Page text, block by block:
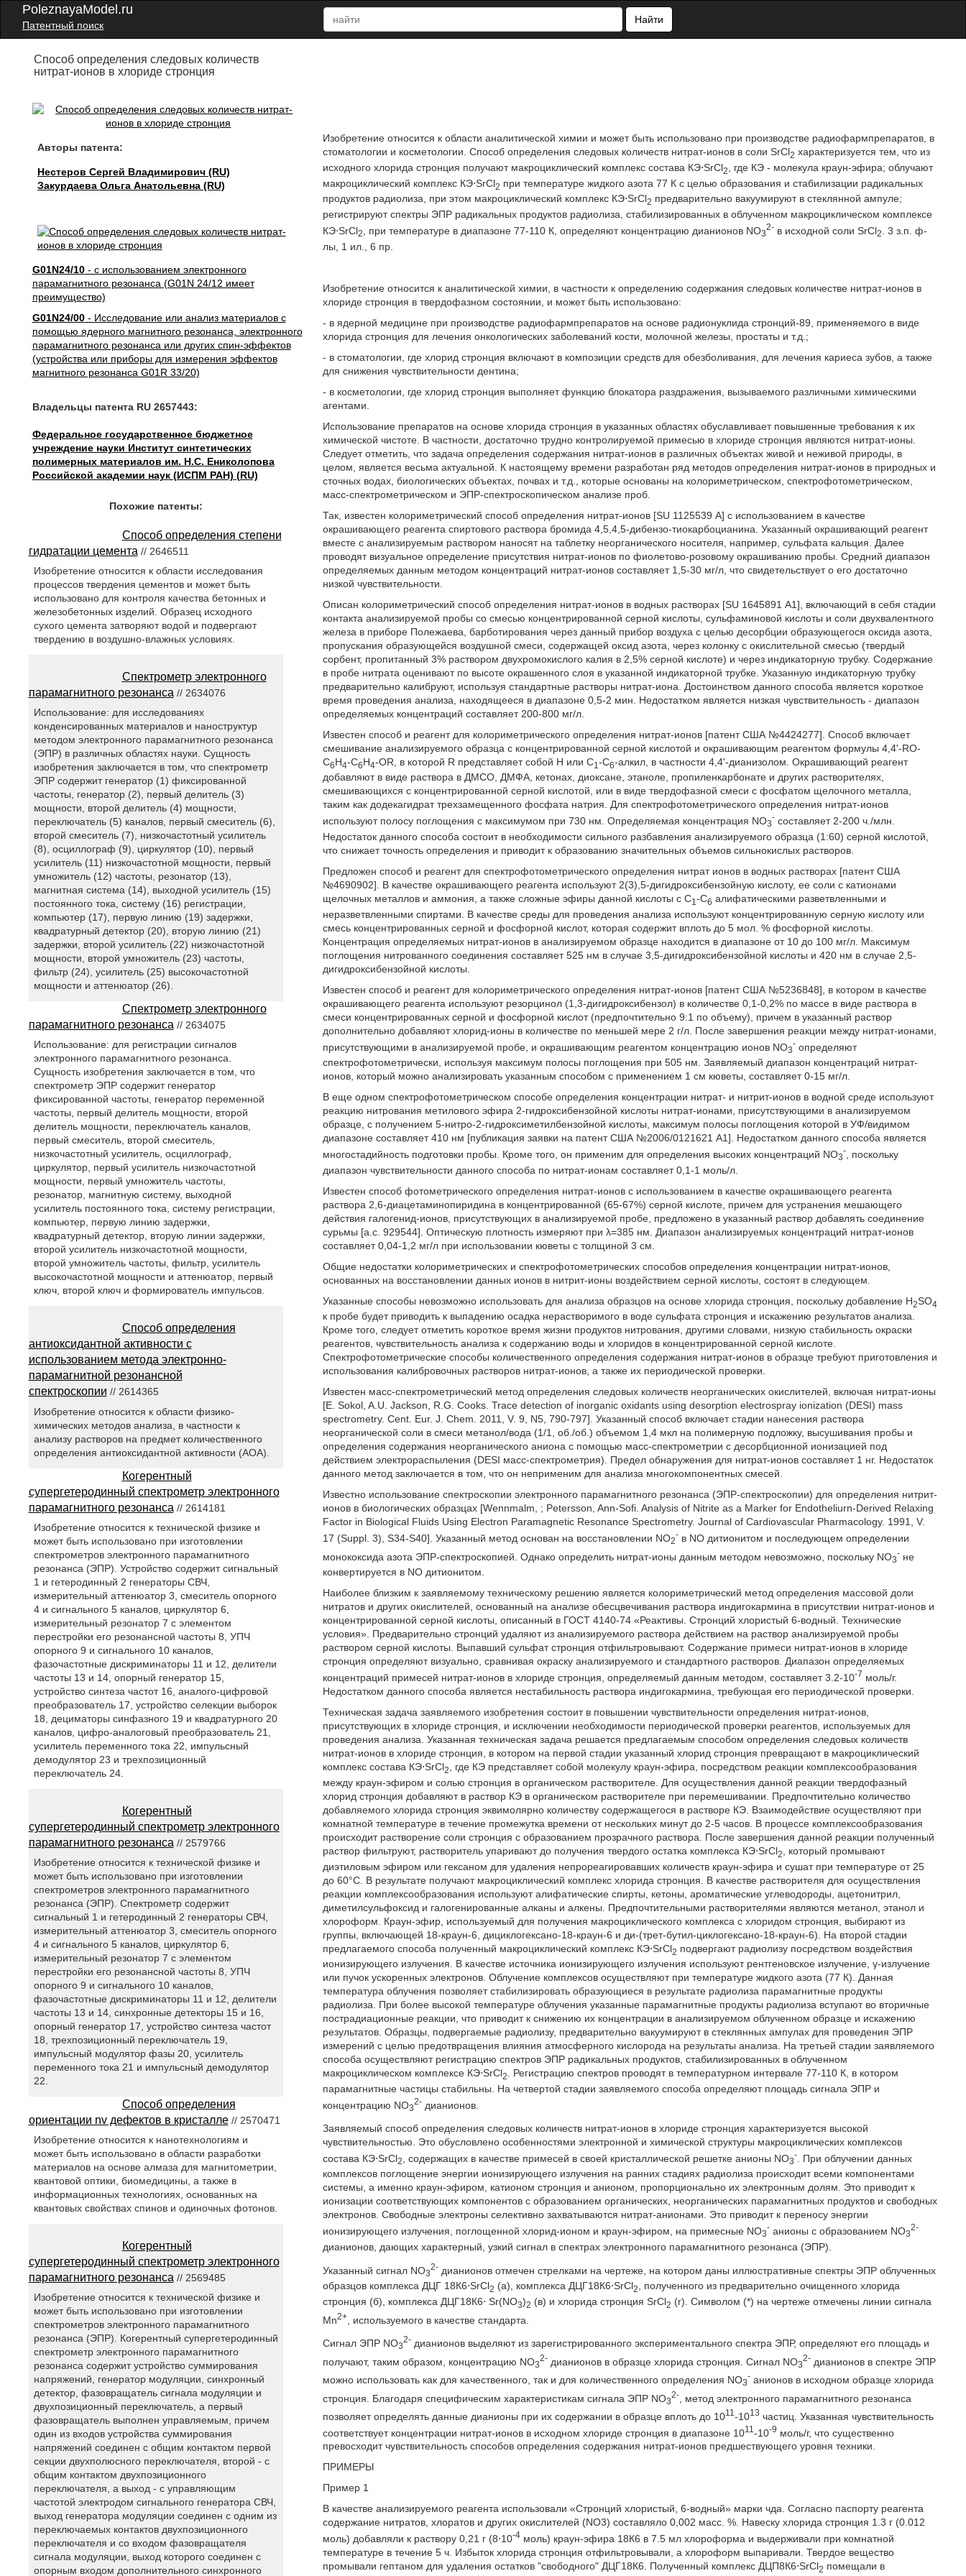
PoleznayaModel.ru
Патентный поиск
Найти
Способ определения следовых количеств
нитрат-ионов в хлориде стронция
Авторы патента:
Нестеров Сергей Владимирович (RU)
Закурдаева Ольга Анатольевна (RU)
G01N24/10- с использованием электронного
парамагнитного резонанса (G01N 24/12 имеет
преимущество)
G01N24/00- Исследование или анализ материалов с
помощью ядерного магнитного резонанса, электронного
парамагнитного резонанса или других спин-эффектов
(устройства или приборы для измерения эффектов
магнитного резонанса G01R 33/20)
Владельцы патента RU 2657443:
Федеральное государственное бюджетное
учреждение науки Институт синтетических
полимерных материалов им. Н.С. Ениколопова
Российской академии наук (ИСПМ РАН) (RU)
Изобретение относится к области аналитической химии и может быть использовано при производстве радиофармпрепаратов, в
стоматологии и косметологии. Способ определения следовых количеств нитрат-ионов в соли SrCl2 характеризуется тем, что из
исходного хлорида стронция получают макроциклический комплекс состава КЭ⋅SrCl2
, где КЭ - молекула краун-эфира; облучают
макроциклический комплекс КЭ⋅SrCl2 при температуре жидкого азота 77 К с целью образования и стабилизации радикальных
продуктов радиолиза, при этом макроциклический комплекс КЭ⋅SrCl2 предварительно вакуумируют в стеклянной ампуле;
регистрируют спектры ЭПР радикальных продуктов радиолиза, стабилизированных в облученном макроциклическом комплексе
КЭ⋅SrCl2 , при температуре в диапазоне 77-110 К, определяют концентрацию дианионов NO3
2- в исходной соли SrCl2
. 3 з.п. ф-
лы, 1 ил., 6 пр.
Изобретение относится к аналитической химии, в частности к определению содержания следовых количестве нитрат-ионов в
хлориде стронция в твердофазном состоянии, и может быть использовано:
- в ядерной медицине при производстве радиофармпрепаратов на основе радионуклида стронций-89, применяемого в виде
хлорида стронция для лечения онкологических заболеваний кости, молочной железы, простаты и т.д.;
- в стоматологии, где хлорид стронция включают в композиции средств для обезболивания, для лечения кариеса зубов, а также
для снижения чувствительности дентина;
- в косметологии, где хлорид стронция выполняет функцию блокатора раздражения, вызываемого различными химическими
агентами.
Использование препаратов на основе хлорида стронция в указанных областях обуславливает повышенные требования к их
химической чистоте. В частности, достаточно трудно контролируемой примесью в хлориде стронция являются нитрат-ионы.
Следует отметить, что задача определения содержания нитрат-ионов в различных объектах живой и неживой природы, в
целом, является весьма актуальной. К настоящему времени разработан ряд методов определения нитрат-ионов в природных и
сточных водах, биологических объектах, почвах и т.д., которые основаны на колориметрическом, спектрофотометрическом,
масс-спектрометрическом и ЭПР-спектроскопическом анализе проб.
Так, известен колориметрический способ определения нитрат-ионов [SU 1125539 А] с использованием в качестве
окрашивающего реагента спиртового раствора бромида 4,5,4,5-дибензо-тиокарбоцианина. Указанный окрашивающий реагент
вместе с анализируемым раствором наносят на таблетку неорганического носителя, например, сульфата кальция. Далее
проводят визуальное определение присутствия нитрат-ионов по фиолетово-розовому окрашиванию пробы. Средний диапазон
определяемых данным методом концентраций нитрат-ионов составляет 1,5-30 мг/л, что свидетельствует о его достаточно
низкой чувствительности.
Описан колориметрический способ определения нитрат-ионов в водных растворах [SU 1645891 А1], включающий в себя стадии
контакта анализируемой пробы со смесью концентрированной серной кислоты, сульфаминовой кислоты и соли двухвалентного
железа в приборе Полежаева, барботирования через данный прибор воздуха с целью десорбции образующегося оксида азота,
пропускания образующейся воздушной смеси, содержащей оксид азота, через колонку с окислительной смесью (твердый
сорбент, пропитанный 3% раствором двухромокислого калия в 2,5% серной кислоте) и через индикаторную трубку. Содержание
в пробе нитрата оценивают по высоте окрашенного слоя в указанной индикаторной трубке. Указанную индикаторную трубку
предварительно калибруют, используя стандартные растворы нитрат-иона. Достоинством данного способа является короткое
время проведения анализа, находящееся в диапазоне 0,5-2 мин. Недостатком является низкая чувствительность - диапазон
определяемых концентраций составляет 200-800 мг/л.
Известен способ и реагент для колориметрического определения нитрат-ионов [патент США №4424277]. Способ включает
смешивание анализируемого образца с концентрированной серной кислотой и окрашивающим реагентом формулы 4,4'-RO-
С6Н4-С6H4-OR, в которой R представляет собой Н или C1-С6-алкил, в частности 4,4'-дианизолом. Окрашивающий реагент
добавляют в виде раствора в ДМСО, ДМФА, кетонах, диоксане, этаноле, пропиленкарбонате и других растворителях,
смешивающихся с концентрированной серной кислотой, или в виде твердофазной смеси с фосфатом щелочного металла,
таким как додекагидрат трехзамещенного фосфата натрия. Для спектрофотометрического определения нитрат-ионов
используют полосу поглощения с максимумом при 730 нм. Определяемая концентрация NO3
- составляет 2-200 ч./млн.
Недостаток данного способа состоит в необходимости сильного разбавления анализируемого образца (1:60) серной кислотой,
что снижает точность определения и приводит к образованию значительных объемов сильнокислых растворов.
Предложен способ и реагент для спектрофотометрического определения нитрат ионов в водных растворах [патент США
№4690902]. В качестве окрашивающего реагента используют 2(3),5-дигидроксибензойную кислоту, ее соли с катионами
щелочных металлов и аммония, а также сложные эфиры данной кислоты с C1-С6 алифатическими разветвленными и
неразветвленными спиртами. В качестве среды для проведения анализа используют концентрированную серную кислоту или
смесь концентрированных серной и фосфорной кислот, которая содержит вплоть до 5 мол. % фосфорной кислоты.
Концентрация определяемых нитрат-ионов в анализируемом образце находится в диапазоне от 10 до 100 мг/л. Максимум
поглощения нитрованного соединения составляет 525 нм в случае 3,5-дигидроксибензойной кислоты и 420 нм в случае 2,5-
дигидроксибензойной кислоты.
Известен способ и реагент для колориметрического определения нитрат-ионов [патент США №5236848], в котором в качестве
окрашивающего реагента используют резорцинол (1,3-дигидроксибензол) в количестве 0,1-0,2% по массе в виде раствора в
смеси концентрированных серной и фосфорной кислот (предпочтительно 9:1 по объему), причем в указанный раствор
дополнительно добавляют хлорид-ионы в количестве по меньшей мере 2 г/л. После завершения реакции между нитрат-ионами,
присутствующими в анализируемой пробе, и окрашивающим реагентом концентрацию ионов NO3
- определяют
спектрофотометрически, используя максимум полосы поглощения при 505 нм. Заявляемый диапазон концентраций нитрат-
ионов, который можно анализировать указанным способом с применением 1 см кюветы, составляет 0-15 мг/л.
В еще одном спектрофотометрическом способе определения концентрации нитрат- и нитрит-ионов в водной среде используют
реакцию нитрования метилового эфира 2-гидроксибензойной кислоты нитрат-ионами, присутствующими в анализируемом
образце, с получением 5-нитро-2-гидроксиметилбензойной кислоты, максимум полосы поглощения которой в УФ/видимом
диапазоне составляет 410 нм [публикация заявки на патент США №2006/0121621 А1]. Недостатком данного способа является
многостадийность подготовки пробы. Кроме того, он применим для определения высоких концентраций NO3
-
, поскольку
диапазон чувствительности данного способа по нитрат-ионам составляет 0,1-1 моль/л.
Известен способ фотометрического определения нитрат-ионов с использованием в качестве окрашивающего реагента
раствора 2,6-диацетаминопиридина в концентрированной (65-67%) серной кислоте, причем для устранения мешающего
действия галогенид-ионов, присутствующих в анализируемой пробе, предложено в указанный раствор добавлять соединение
сурьмы [а.с. 929544]. Оптическую плотность измеряют при λ=385 нм. Диапазон анализируемых концентраций нитрат-ионов
составляет 0,04-1,2 мг/л при использовании кюветы с толщиной 3 см.
Общие недостатки колориметрических и спектрофотометрических способов определения концентрации нитрат-ионов,
основанных на восстановлении данных ионов в нитрит-ионы воздействием серной кислоты, состоят в следующем.
Указанные способы невозможно использовать для анализа образцов на основе хлорида стронция, поскольку добавление H2SO4
к пробе будет приводить к выпадению осадка нерастворимого в воде сульфата стронция и искажению результатов анализа.
Кроме того, следует отметить короткое время жизни продуктов нитрования, другими словами, низкую стабильность окраски
реагентов, чувствительность анализа к содержанию воды и хлоридов в концентрированной серной кислоте.
Спектрофотометрические способы количественного определения содержания нитрат-ионов в образце требуют приготовления и
использования калибровочных растворов нитрат-ионов, а также их периодической проверки.
Известен масс-спектрометрический метод определения следовых количеств неорганических окислителей, включая нитрат-ионы
[Е. Sokol, A.U. Jackson, R.G. Cooks. Trace detection of inorganic oxidants using desorption electrospray ionization (DESI) mass
spectrometry. Cent. Eur. J. Chem. 2011, V. 9, N5, 790-797]. Указанный способ включает стадии нанесения раствора
неорганической соли в смеси метанол/вода (1/1, об./об.) объемом 1,4 мкл на полимерную подложку, высушивания пробы и
определения содержания неорганического аниона с помощью масс-спектрометрии с десорбционной ионизацией под
действием электрораспыления (DESI масс-спектрометрия). Предел обнаружения для нитрат-ионов составляет 1 нг. Недостаток
данного метод заключается в том, что он неприменим для анализа многокомпонентных смесей.
Известно использование спектроскопии электронного парамагнитного резонанса (ЭПР-спектроскопии) для определения нитрит-
ионов в биологических образцах [Wennmalm, ; Petersson, Ann-Sofi. Analysis of Nitrite as a Marker for Endotheliurn-Derived Relaxing
Factor in Biological Fluids Using Electron Paramagnetic Resonance Spectrometry. Journal of Cardiovascular Pharmacology. 1991, V.
17 (Suppl. 3), S34-S40]. Указанный метод основан на восстановлении NO2
- в NO дитионитом и последующем определении
монококсида азота ЭПР-спектроскопией. Однако определить нитрат-ионы данным методом невозможно, поскольку NO3
- не
конвертируется в NO дитионитом.
Наиболее близким к заявляемому техническому решению является колориметрический метод определения массовой доли
нитратов и других окислителей, основанный на анализе обесцвечивания раствора индигокармина в присутствии нитрат-ионов и
концентрированной серной кислоты, описанный в ГОСТ 4140-74 «Реактивы. Стронций хлористый 6-водный. Технические
условия». Предварительно стронций удаляют из анализируемого раствора действием на раствор анализируемой пробы
раствором серной кислоты. Выпавший сульфат стронция отфильтровывают. Содержание примеси нитрат-ионов в хлориде
стронция определяют визуально, сравнивая окраску анализируемого и стандартного растворов. Диапазон определяемых
концентраций примесей нитрат-ионов в хлориде стронция, определяемый данным методом, составляет 3.2-10-7 моль/г.
Недостатком данного способа является нестабильность раствора индигокармина, требующая его периодической проверки.
Техническая задача заявляемого изобретения состоит в повышении чувствительности определения нитрат-ионов,
присутствующих в хлориде стронция, и исключении необходимости периодической проверки реагентов, используемых для
проведения анализа. Указанная техническая задача решается предлагаемым способом определения следовых количеств
нитрат-ионов в хлориде стронция, в котором на первой стадии указанный хлорид стронция превращают в макроциклический
комплекс состава КЭ⋅SrCl2
, где КЭ представляет собой молекулу краун-эфира, посредством реакции комплексообразования
между краун-эфиром и солью стронция в органическом растворителе. Для осуществления данной реакции твердофазный
хлорид стронция добавляют в раствор КЭ в органическом растворителе при перемешивании. Предпочтительно количество
добавляемого хлорида стронция эквимолярно количеству содержащегося в растворе КЭ. Взаимодействие осуществляют при
комнатной температуре в течение промежутка времени от нескольких минут до 2-5 часов. В процессе комплексообразования
происходит растворение соли стронция с образованием прозрачного раствора. После завершения данной реакции полученный
раствор фильтруют, растворитель упаривают до получения твердого остатка комплекса КЭ⋅SrCl2
, который промывают
диэтиловым эфиром или гексаном для удаления непрореагировавших количеств краун-эфира и сушат при температуре от 25
до 60°С. В результате получают макроциклический комплекс хлорида стронция. В качестве растворителя для осуществления
реакции комплексообразования используют алифатические спирты, кетоны, ароматические углеводороды, ацетонитрил,
диметилсульфоксид и галогенированные алканы и алкены. Предпочтительными растворителями являются метанол, этанол и
хлороформ. Краун-эфир, используемый для получения макроциклического комплекса с хлоридом стронция, выбирают из
группы, включающей 18-краун-6, дициклогексано-18-краун-6 и ди-(трет-бутил-циклогексано-18-краун-6). На второй стадии
предлагаемого способа полученный макроциклический комплекс КЭ⋅SrCl2 подвергают радиолизу посредством воздействия
ионизирующего излучения. В качестве источника ионизирующего излучения используют рентгеновское излучение, γ-излучение
или пучок ускоренных электронов. Облучение комплексов осуществляют при температуре жидкого азота (77 К). Данная
температура облучения позволяет стабилизировать образующиеся в результате радиолиза парамагнитные продукты
радиолиза. При более высокой температуре облучения указанные парамагнитные продукты радиолиза вступают во вторичные
пострадиационные реакции, что приводит к снижению их концентрации в анализируемом облученном образце и искажению
результатов. Образцы, подвергаемые радиолизу, предварительно вакуумируют в стеклянных ампулах для проведения ЭПР
измерений с целью предотвращения влияния атмосферного кислорода на результаты анализа. На третьей стадии заявляемого
способа осуществляют регистрацию спектров ЭПР радикальных продуктов, стабилизированных в облученном
макроциклическом комплексе КЭ⋅SrCl2. Регистрацию спектров проводят в температурном интервале 77-110 К, в котором
парамагнитные частицы стабильны. На четвертой стадии заявляемого способа определяют площадь сигнала ЭПР и
концентрацию NO3
2- дианионов.
Заявляемый способ определения следовых количеств нитрат-ионов в хлориде стронция характеризуется высокой
чувствительностью. Это обусловлено особенностями электронной и химической структуры макроциклических комплексов
состава КЭ⋅SrCl2 , содержащих в качестве примесей в своей кристаллической решетке анионы NO3
-
. При облучении данных
комплексов поглощение энергии ионизирующего излучения на ранних стадиях радиолиза происходит всеми компонентами
системы, а именно краун-эфиром, катионом стронция и анионом, пропорционально их электронным долям. Это приводит к
ионизации соответствующих компонентов с образованием органических, неорганических парамагнитных продуктов и свободных
электронов. Свободные электроны селективно захватываются нитрат-анионами. Это приводит к переносу энергии
ионизирующего излучения, поглощенной хлорид-ионом и краун-эфиром, на примесные NO3
- анионы с образованием NO3
2-
дианионов, дающих характерный, узкий сигнал в спектрах электронного парамагнитного резонанса (ЭПР).
Указанный сигнал NO3
2- дианионов отмечен стрелками на чертеже, на котором даны иллюстративные спектры ЭПР облученных
образцов комплекса ДЦГ 18К6⋅SrCl2 (а), комплекса ДЦГ18К6⋅SrCl2
, полученного из предварительно очищенного хлорида
стронция (б), комплекса ДЦГ18К6⋅ Sr(NO3)2 (в) и хлорида стронция SrCl2 (г). Символом (*) на чертеже отмечены линии сигнала
Mn2+ , используемого в качестве стандарта.
Сигнал ЭПР NO3
2- дианионов выделяют из зарегистрированного экспериментального спектра ЭПР, определяют его площадь и
получают, таким образом, концентрацию NO3
2- дианионов в образце хлорида стронция. Сигнал NO3
2- дианионов в спектре ЭПР
можно использовать как для качественного, так и для количественного определения NO3
- анионов в исходном образце хлорида
стронция. Благодаря специфическим характеристикам сигнала ЭПР NO3
2-
, метод электронного парамагнитного резонанса
позволяет определять данные дианионы при их содержании в образце вплоть до 1011 -1013 частиц. Указанная чувствительность
соответствует концентрации нитрат-ионов в исходном хлориде стронция в диапазоне 1011 -10-9 моль/г, что существенно
превосходит чувствительность способов определения содержания нитрат-ионов предшествующего уровня техники.
ПРИМЕРЫ
Пример 1
В качестве анализируемого реагента использовали «Стронций хлористый, 6-водный» марки чда. Согласно паспорту реагента
содержание нитратов, хлоратов и других окислителей (NO3) составляло 0,002 масс. %. Навеску хлорида стронция 1.3 г (0.012
моль) добавляли к раствору 0,21 г (8⋅10-4 моль) краун-эфира 18К6 в 7.5 мл хлороформа и выдерживали при комнатной
температуре в течение 5 ч. Избыток хлорида стронция отфильтровывали, а хлороформ выпаривали. Твердое вещество
промывали гептаном для удаления остатков "свободного" ДЦГ18К6. Полученный комплекс ДЦП8К6⋅SrCl2 помещали в
Похожие патенты:
Способ определения степени
гидратации цемента // 2646511
Изобретение относится к области исследования
процессов твердения цементов и может быть
использовано для контроля качества бетонных и
железобетонных изделий. Образец исходного
сухого цемента затворяют водой и подвергают
твердению в воздушно-влажных условиях.
Спектрометр электронного
парамагнитного резонанса // 2634076
Использование: для исследованиях
конденсированных материалов и наноструктур
методом электронного парамагнитного резонанса
(ЭПР) в различных областях науки. Сущность
изобретения заключается в том, что спектрометр
ЭПР содержит генератор (1) фиксированной
частоты, генератор (2), первый делитель (3)
мощности, второй делитель (4) мощности,
переключатель (5) каналов, первый смеситель (6),
второй смеситель (7), низкочастотный усилитель
(8), осциллограф (9), циркулятор (10), первый
усилитель (11) низкочастотной мощности, первый
умножитель (12) частоты, резонатор (13),
магнитная система (14), выходной усилитель (15)
постоянного тока, систему (16) регистрации,
компьютер (17), первую линию (19) задержки,
квадратурный детектор (20), вторую линию (21)
задержки, второй усилитель (22) низкочастотной
мощности, второй умножитель (23) частоты,
фильтр (24), усилитель (25) высокочастотной
мощности и аттенюатор (26).
Спектрометр электронного
парамагнитного резонанса// 2634075
Использование: для регистрации сигналов
электронного парамагнитного резонанса.
Сущность изобретения заключается в том, что
спектрометр ЭПР содержит генератор
фиксированной частоты, генератор переменной
частоты, первый делитель мощности, второй
делитель мощности, переключатель каналов,
первый смеситель, второй смеситель,
низкочастотный усилитель, осциллограф,
циркулятор, первый усилитель низкочастотной
мощности, первый умножитель частоты,
резонатор, магнитную систему, выходной
усилитель постоянного тока, систему регистрации,
компьютер, первую линию задержки,
квадратурный детектор, вторую линии задержки,
второй усилитель низкочастотной мощности,
второй умножитель частоты, фильтр, усилитель
высокочастотной мощности и аттенюатор, первый
ключ, второй ключ и формирователь импульсов.
Способ определения
антиоксидантной активности с
использованием метода электронно-
парамагнитной резонансной
спектроскопии // 2614365
Изобретение относится к области физико-
химических методов анализа, в частности к
анализу растворов на предмет количественного
определения антиоксидантной активности (АОА).
Когерентный
супергетеродинный спектрометр электронного
парамагнитного резонанса // 2614181
Изобретение относится к технической физике и
может быть использовано при изготовлении
спектрометров электронного парамагнитного
резонанса (ЭПР). Устройство содержит сигнальный
1 и гетеродинный 2 генераторы СВЧ,
измерительный аттенюатор 3, смеситель опорного
4 и сигнального 5 каналов, циркулятор 6,
измерительный резонатор 7 с элементом
перестройки его резонансной частоты 8, УПЧ
опорного 9 и сигнального 10 каналов,
фазочастотные дискриминаторы 11 и 12, делители
частоты 13 и 14, опорный генератор 15,
устройство синтеза частот 16, аналого-цифровой
преобразователь 17, устройство селекции выборок
18, дециматоры синфазного 19 и квадратурного 20
каналов, цифро-аналоговый преобразователь 21,
усилитель переменного тока 22, импульсный
демодулятор 23 и трехпозиционный
переключатель 24.
Когерентный
супергетеродинный спектрометр электронного
парамагнитного резонанса // 2579766
Изобретение относится к технической физике и
может быть использовано при изготовлении
спектрометров электронного парамагнитного
резонанса (ЭПР). Спектрометр содержит
сигнальный 1 и гетеродинный 2 генераторы СВЧ,
измерительный аттенюатор 3, смеситель опорного
4 и сигнального 5 каналов, циркулятор 6,
измерительный резонатор 7 с элементом
перестройки его резонансной частоты 8, УПЧ
опорного 9 и сигнального 10 каналов,
фазочастотные дискриминаторы 11 и 12, делители
частоты 13 и 14, синхронные детекторы 15 и 16,
опорный генератор 17, устройство синтеза частот
18, трехпозиционный переключатель 19,
импульсный модулятор фазы 20, усилитель
переменного тока 21 и импульсный демодулятор
22.
Способ определения
ориентации nv дефектов в кристалле// 2570471
Изобретение относится к нанотехнологиям и
может быть использовано в области разработки
материалов на основе алмаза для магнитометрии,
квантовой оптики, биомедицины, а также в
информационных технологиях, основанных на
квантовых свойствах спинов и одиночных фотонов.
Когерентный
супергетеродинный спектрометр электронного
парамагнитного резонанса // 2569485
Изобретение относится к технической физике и
может быть использовано при изготовлении
спектрометров электронного парамагнитного
резонанса (ЭПР). Когерентный супергетеродинный
спектрометр электронного парамагнитного
резонанса содержит устройство суммирования
напряжений, генератор модуляции, синхронный
детектор, фазовращатель сигнала модуляции и
двухпозиционный переключатель, а первый
фазовращатель выполнен управляемым, причем
один из входов устройства суммирования
напряжений соединен с общим контактом первой
секции двухполюсного переключателя, второй - с
общим контактом двухпозиционного
переключателя, а выход - с управляющим
частотой электродом сигнального генератора СВЧ,
выход генератора модуляции соединен с одним из
переключаемых контактов двухпозиционного
переключателя и со входом фазовращателя
сигнала модуляции, выход которого соединен с
опорным входом дополнительного синхронного